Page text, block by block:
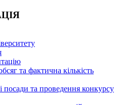
та фактична кількість
посади та проведення конкурсу